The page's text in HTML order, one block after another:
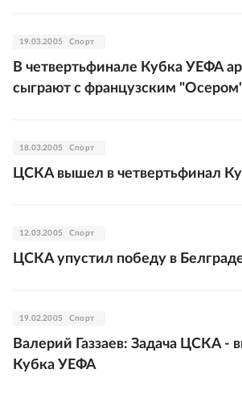
19.03.2005 Спорт
В четвертьфинале Кубка УЕФА
сыграют с французским
18.03.2005 Спорт
ЦСКА вышел в четвертьфинал
12.03.2005 Спорт
ЦСКА упустил победу в
19.02.2005 Спорт
Валерий Газзаев: Задача ЦСКА -
Кубка УЕФА